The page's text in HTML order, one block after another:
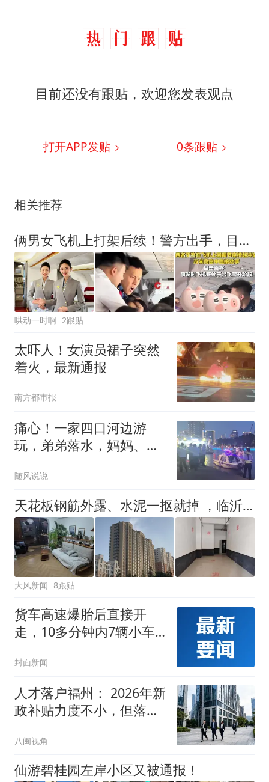
目前还没有跟贴，欢迎您发表观点
打开APP发贴 0条跟贴
相关推荐
俩男女飞机上打架后续！警方出手，目击者再曝猛料，被拘只是开始
哄动一时啊 2跟贴
太吓人！女演员裙子突然
着火，最新通报
南方都市报
痛心！一家四口河边游
玩，弟弟落水，妈妈、哥
随风说说
天花板钢筋外露、水泥一抠就掉 ，临沂一安置楼交房半年即被鉴定存安全隐患；楼体至今未加固，仍有居民常住
大风新闻 8跟贴
货车高速爆胎后直接开
走，10多分钟内7辆小车
封面新闻
人才落户福州： 2026年新
政补贴力度不小，但落地
八闽视角
仙游碧桂园左岸小区又被通报！